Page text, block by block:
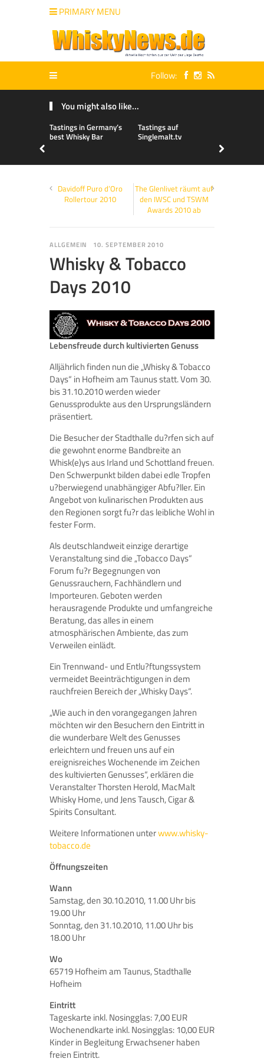
PRIMARY MENU
Follow:
You might also like...
Tastings in Germany’s
best Whisky Bar
Tastings auf
Singlemalt.tv
Davidoff Puro d’Oro
Rollertour 2010
The Glenlivet räumt auf
den IWSC und TSWM
Awards 2010 ab
ALLGEMEIN 10. SEPTEMBER 2010
Whisky & Tobacco
Days 2010
Lebensfreude durch kultivierten Genuss
Alljährlich finden nun die „Whisky & Tobacco
Days“ in Hofheim am Taunus statt. Vom 30.
bis 31.10.2010 werden wieder
Genussprodukte aus den Ursprungsländern
präsentiert.
Die Besucher der Stadthalle du?rfen sich auf
die gewohnt enorme Bandbreite an
Whisk(e)ys aus Irland und Schottland freuen.
Den Schwerpunkt bilden dabei edle Tropfen
u?berwiegend unabhängiger Abfu?ller. Ein
Angebot von kulinarischen Produkten aus
den Regionen sorgt fu?r das leibliche Wohl in
fester Form.
Als deutschlandweit einzige derartige
Veranstaltung sind die „Tobacco Days“
Forum fu?r Begegnungen von
Genussrauchern, Fachhändlern und
Importeuren. Geboten werden
herausragende Produkte und umfangreiche
Beratung, das alles in einem
atmosphärischen Ambiente, das zum
Verweilen einlädt.
Ein Trennwand- und Entlu?ftungssystem
vermeidet Beeinträchtigungen in dem
rauchfreien Bereich der „Whisky Days“.
„Wie auch in den vorangegangen Jahren
möchten wir den Besuchern den Eintritt in
die wunderbare Welt des Genusses
erleichtern und freuen uns auf ein
ereignisreiches Wochenende im Zeichen
des kultivierten Genusses“, erklären die
Veranstalter Thorsten Herold, MacMalt
Whisky Home, und Jens Tausch, Cigar &
Spirits Consultant.
Weitere Informationen unterwww.whisky-
tobacco.de
Öffnungszeiten
Wann
Samstag, den 30.10.2010, 11.00 Uhr bis
19.00 Uhr
Sonntag, den 31.10.2010, 11.00 Uhr bis
18.00 Uhr
Wo
65719 Hofheim am Taunus, Stadthalle
Hofheim
Eintritt
Tageskarte inkl. Nosingglas: 7,00 EUR
Wochenendkarte inkl. Nosingglas: 10,00 EUR
Kinder in Begleitung Erwachsener haben
freien Eintritt.